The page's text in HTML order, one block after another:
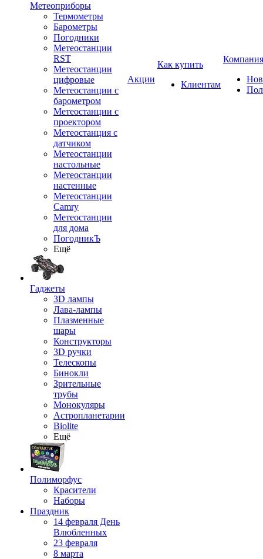
Метеоприборы
Термометры
Барометры
Погодники
Метеостанции
RST
Метеостанции
цифровые
Метеостанции с
барометром
Метеостанции с
проектором
Метеостанция с
датчиком
Метеостанции
настольные
Метеостанции
настенные
Метеостанции
Camry
Метеостанции
для дома
ПогодникЪ
Ещё
Гаджеты
3D лампы
Лава-лампы
Плазменные
шары
Конструкторы
3D ручки
Телескопы
Бинокли
Зрительные
трубы
Монокуляры
Астропланетарии
Biolite
Ещё
Полиморфус
Красители
Наборы
Праздник
14 февраля День
Влюбленных
23 февраля
8 марта
Акции
Как купить
Клиентам
Компания